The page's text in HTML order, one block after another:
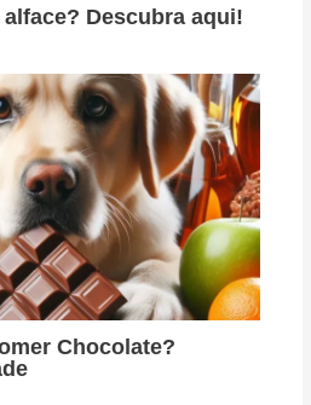
Descubra aqui!
Chocolate?